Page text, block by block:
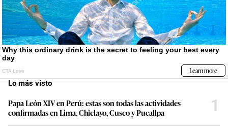
Lo más visto
Papa León XIV en Perú: estas son todas las actividades
confirmadas en Lima, Chiclayo, Cusco y Pucallpa
1